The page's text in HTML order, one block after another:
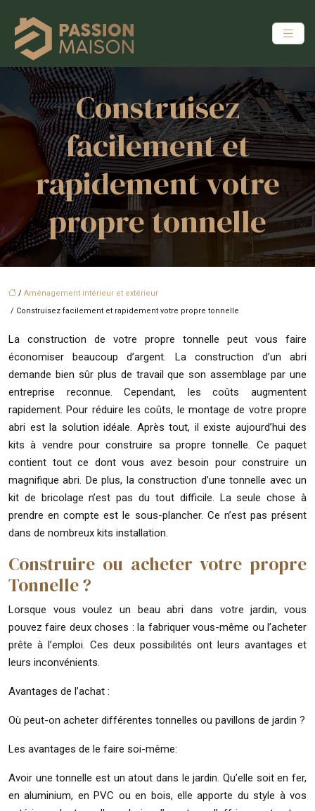
Construisez
facilement et
rapidement votre
propre tonnelle
/ Aménagement intérieur et extérieur
/ Construisez facilement et rapidement votre propre tonnelle
La construction de votre propre tonnelle peut vous faire
économiser beaucoup d’argent. La construction d’un abri
demande bien sûr plus de travail que son assemblage par une
entreprise reconnue. Cependant, les coûts augmentent
rapidement. Pour réduire les coûts, le montage de votre propre
abri est la solution idéale. Après tout, il existe aujourd’hui des
kits à vendre pour construire sa propre tonnelle. Ce paquet
contient tout ce dont vous avez besoin pour construire un
magnifique abri. De plus, la construction d’une tonnelle avec un
kit de bricolage n’est pas du tout difficile. La seule chose à
prendre en compte est le sous-plancher. Ce n’est pas présent
dans de nombreux kits installation.
Construire ou acheter votre propre
Tonnelle ?
Lorsque vous voulez un beau abri dans votre jardin, vous
pouvez faire deux choses : la fabriquer vous-même ou l’acheter
prête à l’emploi. Ces deux possibilités ont leurs avantages et
leurs inconvénients.
Avantages de l’achat :
Où peut-on acheter différentes tonnelles ou pavillons de jardin ?
Les avantages de le faire soi-même:
Avoir une tonnelle est un atout dans le jardin. Qu’elle soit en fer,
en aluminium, en PVC ou en bois, elle apporte du style à vos